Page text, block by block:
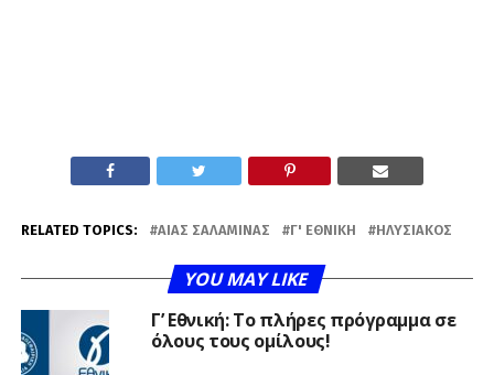
RELATED TOPICS: ΑΊΑΣ ΣΑΛΑΜΊΝΑΣ Γ' ΕΘΝΙΚΉ ΗΛΥΣΙΑΚΌΣ
YOU MAY LIKE
Γ’ Εθνική: Το πλήρες πρόγραμμα σε
όλους τους ομίλους!